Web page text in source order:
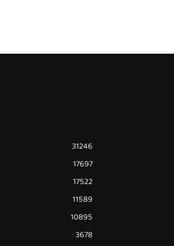
31246
17697
17522
11589
10895
3678